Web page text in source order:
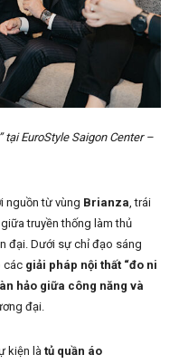
tại EuroStyle Saigon Center –
nguồn từ vùng Brianza, trái
truyền thống làm thủ
đại. Dưới sự chỉ đạo sáng
các giải pháp nội thất “đo ni
hảo giữa công năng và
đại.
kiện là tủ quần áo